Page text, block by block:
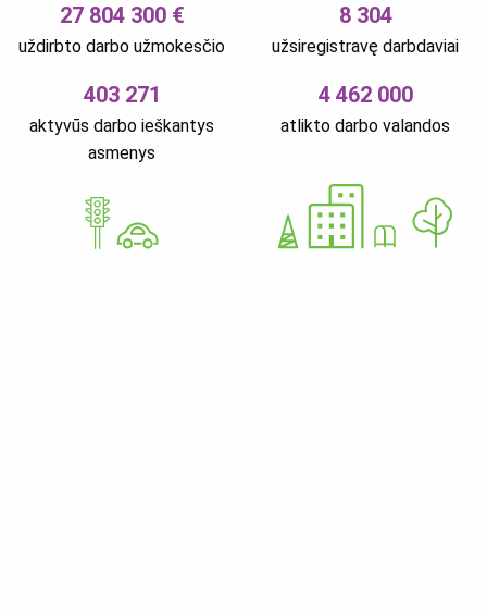
27 804 300 €
uždirbto darbo užmokesčio
8 304
užsiregistravę darbdaviai
403 271
aktyvūs darbo ieškantys
asmenys
4 462 000
atlikto darbo valandos